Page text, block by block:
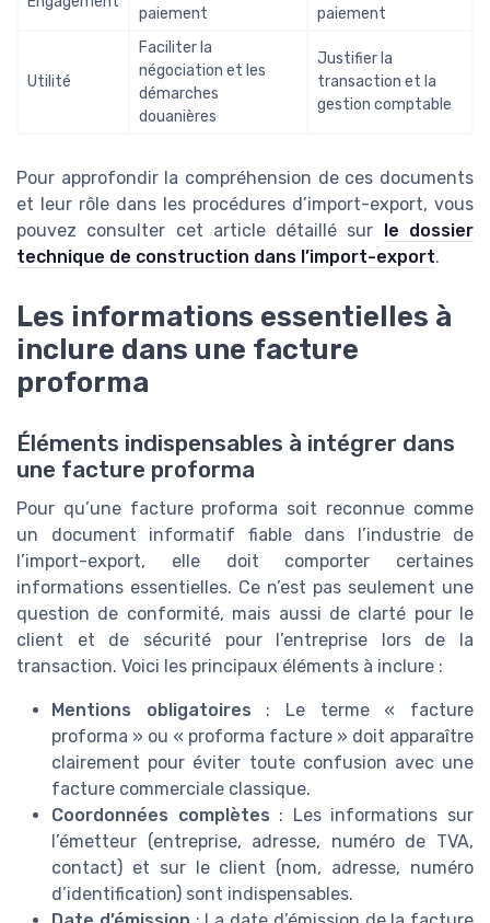
paiement
paiement
Utilité
Faciliter la
négociation et les
démarches
douanières
Justifier la
transaction et la
gestion comptable
Pour approfondir la compréhension de ces documents
et leur rôle dans les procédures d’import-export, vous
pouvez consulter cet article détaillé sur
le dossier
technique de construction dans l’import-export.
Les informations essentielles à
inclure dans une facture
proforma
Éléments indispensables à intégrer dans
une facture proforma
Pour qu’une facture proforma soit reconnue comme
un document informatif fiable dans l’industrie de
l’import-export, elle doit comporter certaines
informations essentielles. Ce n’est pas seulement une
question de conformité, mais aussi de clarté pour le
client et de sécurité pour l’entreprise lors de la
transaction. Voici les principaux éléments à inclure :
Mentions obligatoires : Le terme « facture
proforma » ou « proforma facture » doit apparaître
clairement pour éviter toute confusion avec une
facture commerciale classique.
Coordonnées complètes : Les informations sur
l’émetteur (entreprise, adresse, numéro de TVA,
contact) et sur le client (nom, adresse, numéro
d’identification) sont indispensables.